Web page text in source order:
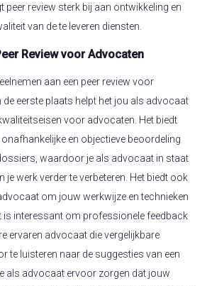
peer review sterk bij aan ontwikkeling en
van de te leveren diensten.
Review voor Advocaten
aan een peer review voor
de eerste plaats helpt het jou als advocaat
voor advocaten. Het biedt
en objectieve beoordeling
waardoor je als advocaat in staat
je werk verder te verbeteren. Het biedt ook
om jouw werkwijze en technieken
is interessant om professionele feedback
ervaren advocaat die vergelijkbare
te luisteren naar de suggesties van een
als advocaat ervoor zorgen dat jouw